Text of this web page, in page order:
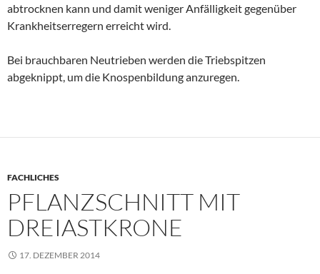
abtrocknen kann und damit weniger Anfälligkeit gegenüber
Krankheitserregern erreicht wird.
Bei brauchbaren Neutrieben werden die Triebspitzen
abgeknippt, um die Knospenbildung anzuregen.
FACHLICHES
PFLANZSCHNITT MIT
DREIASTKRONE
17. DEZEMBER 2014